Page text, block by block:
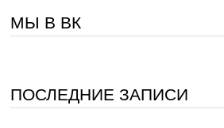
МЫ В ВК
ПОСЛЕДНИЕ ЗАПИСИ